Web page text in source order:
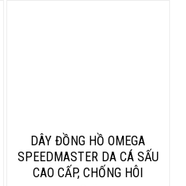
DÂY ĐỒNG HỒ OMEGA
SPEEDMASTER DA CÁ SẤU
CAO CẤP, CHỐNG HÔI